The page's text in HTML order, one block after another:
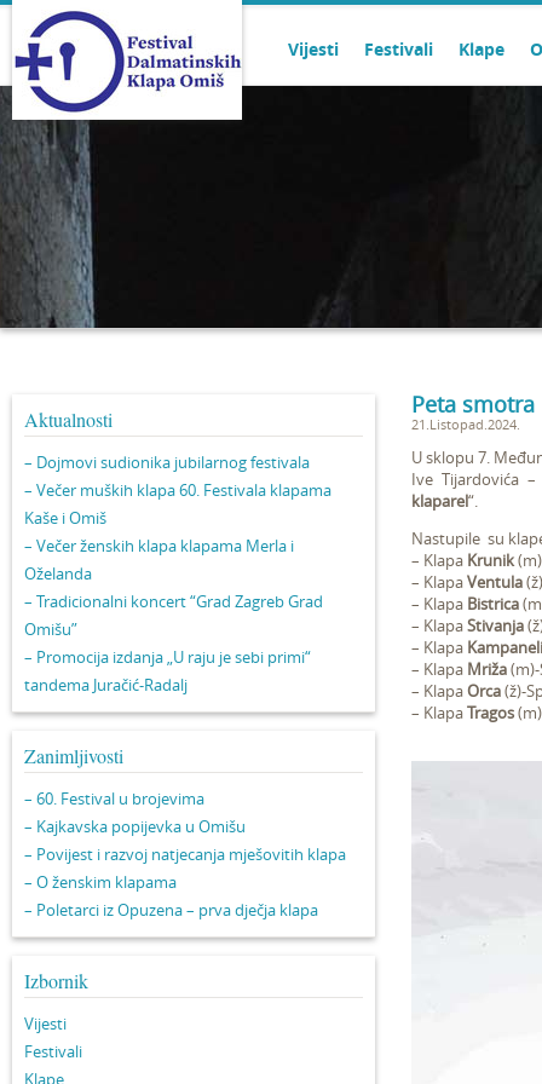
Vijesti Festivali Klape
Aktualnosti
– Dojmovi sudionika jubilarnog festivala
– Večer muških klapa 60. Festivala klapama
Kaše i Omiš
– Večer ženskih klapa klapama Merla i
Oželanda
– Tradicionalni koncert “Grad Zagreb Grad
Omišu”
– Promocija izdanja „U raju je sebi primi“
tandema Juračić-Radalj
Zanimljivosti
– 60. Festival u brojevima
– Kajkavska popijevka u Omišu
– Povijest i razvoj natjecanja mješovitih klapa
– O ženskim klapama
– Poletarci iz Opuzena – prva dječja klapa
Izbornik
Vijesti
Festivali
Klape
Peta smotra
21.Listopad.2024.
U sklopu 7.
Ive Tijardovića
klaparel“.
Nastupile su
– Klapa Krunik
– KlapaVentula
– Klapa Bistrica
– KlapaStivanja
– Klapa Kampaneli
– Klapa Mriža
– KlapaOrca(ž)-
– KlapaTragos